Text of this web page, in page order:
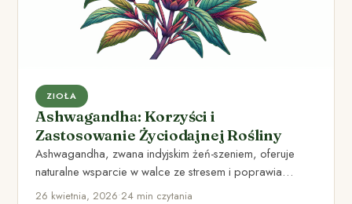
ZIOŁA
Ashwagandha: Korzyści i
Zastosowanie Życiodajnej Rośliny
Ashwagandha, zwana indyjskim żeń-szeniem, oferuje
naturalne wsparcie w walce ze stresem i poprawia
koncentrację.
26 kwietnia, 2026•24 min czytania